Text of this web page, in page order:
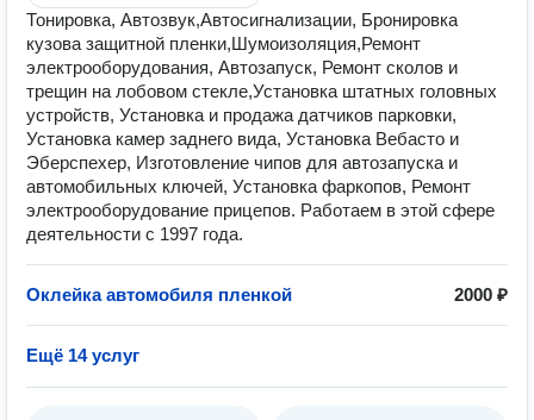
Тонировка, Автозвук,Автосигнализации, Бронировка
кузова защитной пленки,Шумоизоляция,Ремонт
электрооборудования, Автозапуск, Ремонт сколов и
трещин на лобовом стекле,Установка штатных головных
устройств, Установка и продажа датчиков парковки,
Установка камер заднего вида, Установка Вебасто и
Эберспехер, Изготовление чипов для автозапуска и
автомобильных ключей, Установка фаркопов, Ремонт
электрооборудование прицепов. Работаем в этой сфере
деятельности с 1997 года.
Оклейка автомобиля пленкой 2000 ₽
Ещё 14 услуг